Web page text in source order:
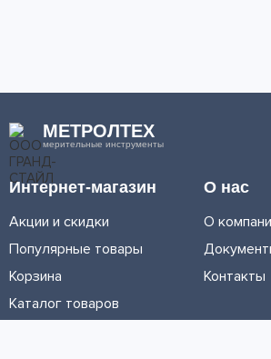
МЕТРОЛТЕХ
мерительные инструменты
Интернет-магазин
Акции и скидки
Популярные товары
Корзина
Каталог товаров
О нас
О
Контакты